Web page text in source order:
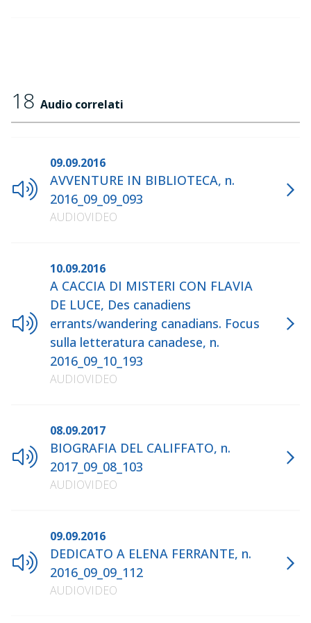
18 Audio correlati
09.09.2016
AVVENTURE IN BIBLIOTECA, n.
2016_09_09_093
AUDIOVIDEO
10.09.2016
A CACCIA DI MISTERI CON FLAVIA
DE LUCE, Des canadiens
errants/wandering canadians. Focus
sulla letteratura canadese, n.
2016_09_10_193
AUDIOVIDEO
08.09.2017
BIOGRAFIA DEL CALIFFATO, n.
2017_09_08_103
AUDIOVIDEO
09.09.2016
DEDICATO A ELENA FERRANTE, n.
2016_09_09_112
AUDIOVIDEO